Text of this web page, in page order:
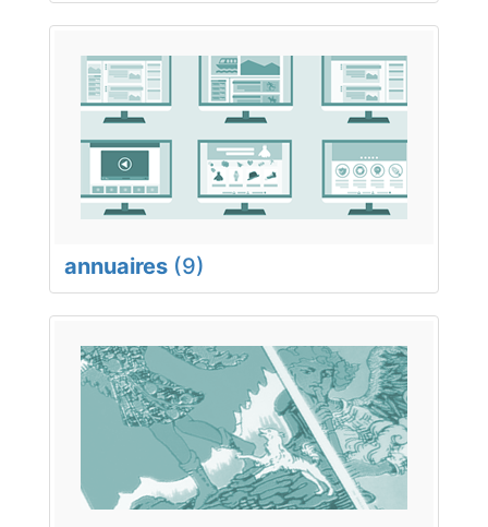
annuaires (9)